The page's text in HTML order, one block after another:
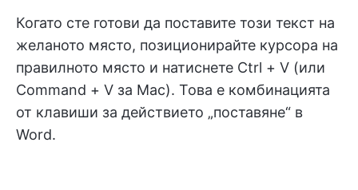
Когато сте готови да поставите този текст на
желаното място, позиционирайте курсора на
правилното място и натиснете Ctrl + V (или
Command + V за Mac). Това е комбинацията
от клавиши за действието „поставяне“ в
Word.